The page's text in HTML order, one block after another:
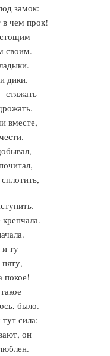
замок:
чем прок!
своим.
дики.
вместе,
ту
пяту, —
покое!
было.
сила:
он